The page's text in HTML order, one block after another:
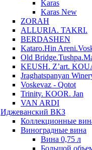
Karas
Karas New
ZORAH
ALLURIA. TAKRI.
BERDASHEN
Kataro.Hin
Old
KEUSH. Z’art.
Jraghatspanyan
Voskevaz - Qotot
Trinity. KOOR. Jan
VAN ARDI
Иджеванский ВКЗ
Коллекционные
Виноградные вина
Вина 0,75 л
Большой